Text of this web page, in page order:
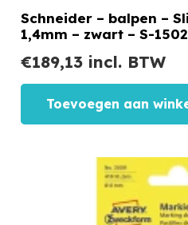
Schneider – balpen –
1,4mm – zwart – S-
€189,13incl. BTW
Toevoegen aan